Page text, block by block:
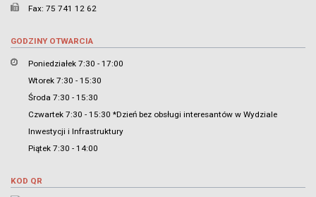
Fax: 75 741 12 62
GODZINY OTWARCIA
Poniedziałek 7:30 - 17:00
Wtorek 7:30 - 15:30
Środa 7:30 - 15:30
Czwartek 7:30 - 15:30 *Dzień bez obsługi interesantów w Wydziale
Inwestycji i Infrastruktury
Piątek 7:30 - 14:00
KOD QR